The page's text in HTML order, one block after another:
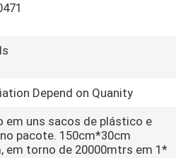
Depend on Quanity
em uns sacos de plástico e
pacote. 150cm*30cm
em torno de 20000mtrs em 1*